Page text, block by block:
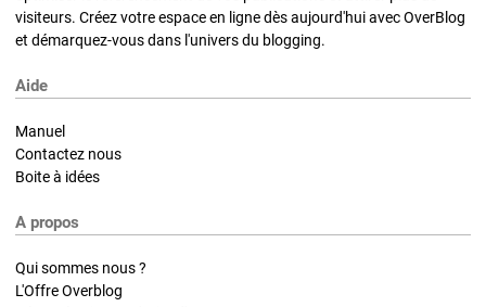
visiteurs. Créez votre espace en ligne dès aujourd'hui avec OverBlog
et démarquez-vous dans l'univers du blogging.
Aide
Manuel
Contactez nous
Boite à idées
A propos
Qui sommes nous ?
L'Offre Overblog